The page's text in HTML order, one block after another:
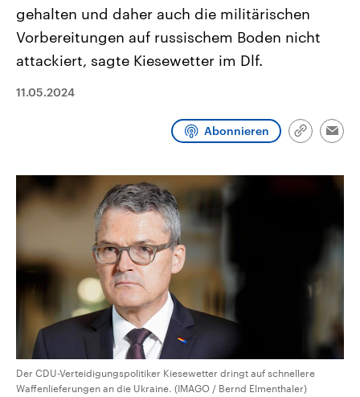
und Hintergründe zu den Parteien
und Kandidaten der anstehenden
Wahl.
Sendungen Programm Podcasts
Audio-Archiv
gehalten und daher auch die militärischen
Vorbereitungen auf russischem Boden nicht
attackiert, sagte Kiesewetter im Dlf.
11.05.2024
Abonnieren
Link
Der CDU-Verteidigungspolitiker Kiesewetter dringt auf schnellere
Waffenlieferungen an die Ukraine. (IMAGO / Bernd Elmenthaler)